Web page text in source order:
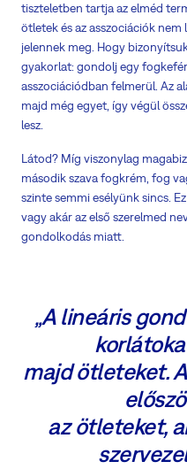
tiszteletben tartja az elméd
ötletek és az asszociációk
jelennek meg. Hogy
gyakorlat: gondolj egy
asszociációdban felmerül. Az
majd még egyet, így végül
lesz.
Látod? Míg viszonylag
második szava fogkrém, fog
szinte semmi esélyünk sincs.
vagy akár az első szerelmed
gondolkodás miatt.
„A lineáris
majd ötleteket.
az ötleteket,